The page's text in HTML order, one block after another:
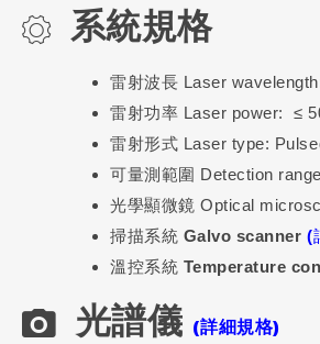
系統規格
雷射波長 Laser
雷射功率 Laser power: ≤
雷射形式 Laser type:
可量測範圍 Detection
光學顯微鏡 Optical
掃描系統 Galvo scanner (
溫控系統 Temperature
光譜儀 (詳細規格)